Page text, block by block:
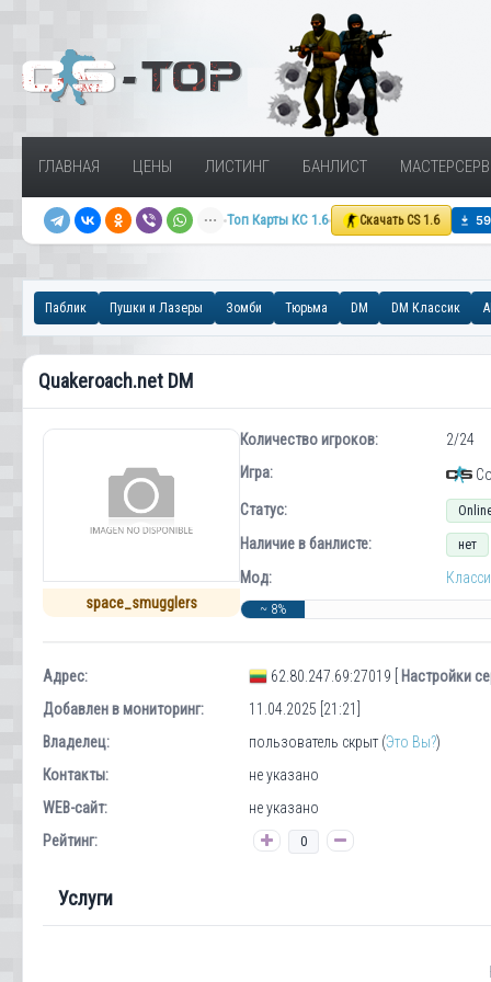
ГЛАВНАЯ ЦЕНЫ ЛИСТИНГ БАНЛИСТ
Топ Карты КС 1.6 Скачать CS 1.6
Паблик Пушки и Лазеры Зомби Тюрьма DM DM Классик
Quakeroach.net DM
space_smugglers
Количество игроков:
2/24
Игра:
Статус:
Наличие в банлисте: нет
Мод:
~ 8%
Адрес: 62.80.247.69:27019 [
Настройки
Добавлен в мониторинг:
11.04.2025 [21:21]
Владелец:
пользователь скрыт (Это Вы?)
Контакты:
не указано
WEB-сайт:
не указано
Рейтинг:
0
Услуги